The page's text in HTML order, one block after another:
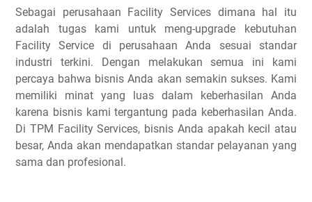
Sebagai perusahaan Facility Services dimana hal itu
adalah tugas kami untuk meng-upgrade kebutuhan
Facility Service di perusahaan Anda sesuai standar
industri terkini. Dengan melakukan semua ini kami
percaya bahwa bisnis Anda akan semakin sukses. Kami
memiliki minat yang luas dalam keberhasilan Anda
karena bisnis kami tergantung pada keberhasilan Anda.
Di TPM Facility Services, bisnis Anda apakah kecil atau
besar, Anda akan mendapatkan standar pelayanan yang
sama dan profesional.